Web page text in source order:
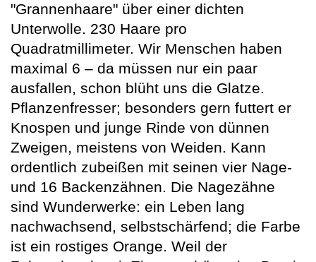
"Grannenhaare" über einer dichten
Unterwolle. 230 Haare pro
Quadratmillimeter. Wir Menschen haben
maximal 6 – da müssen nur ein paar
ausfallen, schon blüht uns die Glatze.
Pflanzenfresser; besonders gern futtert er
Knospen und junge Rinde von dünnen
Zweigen, meistens von Weiden. Kann
ordentlich zubeißen mit seinen vier Nage-
und 16 Backenzähnen. Die Nagezähne
sind Wunderwerke: ein Leben lang
nachwachsend, selbstschärfend; die Farbe
ist ein rostiges Orange. Weil der